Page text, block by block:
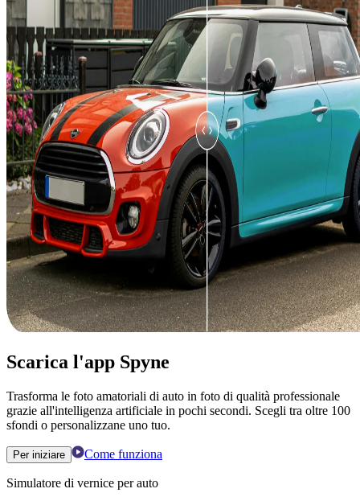
Scarica l'app Spyne
Trasforma le foto amatoriali di auto in foto di qualità professionale
grazie all'intelligenza artificiale in pochi secondi. Scegli tra oltre 100
sfondi o personalizzane uno tuo.
Per iniziare Come funziona
Simulatore di vernice per auto